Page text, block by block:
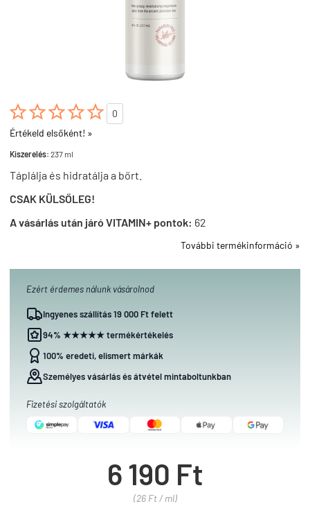

0
Értékeld elsőként! »
Kiszerelés: 237 ml
Táplálja és hidratálja a bőrt.
CSAK KÜLSŐLEG!
A vásárlás után járó VITAMIN+ pontok: 62
További termékinformáció »
Ezért érdemes nálunk vásárolnod
Ingyenes szállítás 19 000 Ft felett
94% ★★★★★ termékértékelés
100% eredeti, elismert márkák
Személyes vásárlás és átvétel mintaboltunkban
Fizetési szolgáltatók
6 190 Ft
(26 Ft / ml)